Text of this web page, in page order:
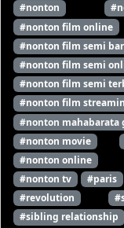
#nonton
#nonton film online
#nonton film semi
#nonton film semi
#nonton film semi
#nonton film
#nonton mahabarata
#nonton movie
#nonton online
#nonton tv
#paris
#revolution
#sibling relationship